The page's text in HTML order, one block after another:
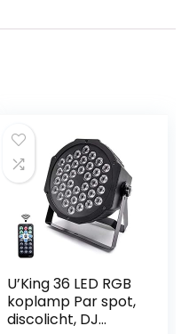
U’King 36 LED RGB
koplamp Par spot,
discolicht, DJ